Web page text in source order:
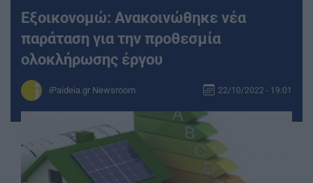
Εξοικονομώ: Ανακοινώθηκε νέα
παράταση για την προθεσμία
ολοκλήρωσης έργου
iPaideia.gr Newsroom 22/10/2022 - 19:01